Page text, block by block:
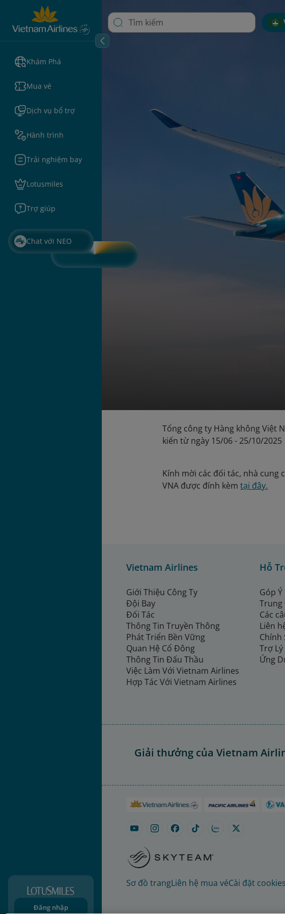
Khám Phá
Mua vé
Dịch vụ bổ trợ
Hành trình
Trải nghiệm bay
Lotusmiles
Trợ giúp
Chat với NEO
Đăng nhập
Tổng công ty Hàng không Việt
kiến từ ngày 15/06 - 25/10/2025
Kính mời các đối tác, nhà cung
VNA được đính kèmtại đây.
Vietnam Airlines
Giới Thiệu Công Ty
Đội Bay
Đối Tác
Thông Tin Truyền Thông
Phát Triển Bền Vững
Quan Hệ Cổ Đông
Thông Tin Đấu Thầu
Việc Làm Với Vietnam Airlines
Hợp Tác Với Vietnam Airlines
Hỗ
Góp
Trung
Các
Liên
Chính
Trợ
Ứng
Giải thưởng của Vietnam
Sơ đồ trangLiên hệ mua véCài đặt cookies